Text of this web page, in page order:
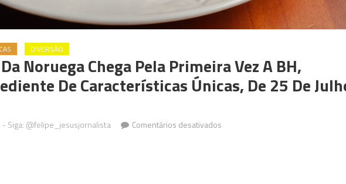
DIVERSÃO
Noruega Chega Pela Primeira Vez A BH,
De Características Únicas, De 25 De
- Siga: @felipe_jesusjornalista Comentários desativados